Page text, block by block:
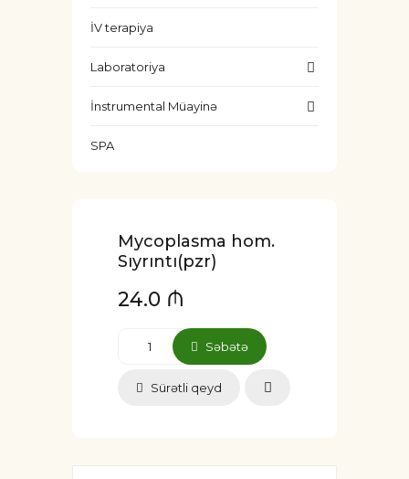
İV terapiya
Laboratoriya
İnstrumental Müayinə
SPA
Mycoplasma hom.
Sıyrıntı(pzr)
24.0 ₼
Səbətə
Sürətli qeyd